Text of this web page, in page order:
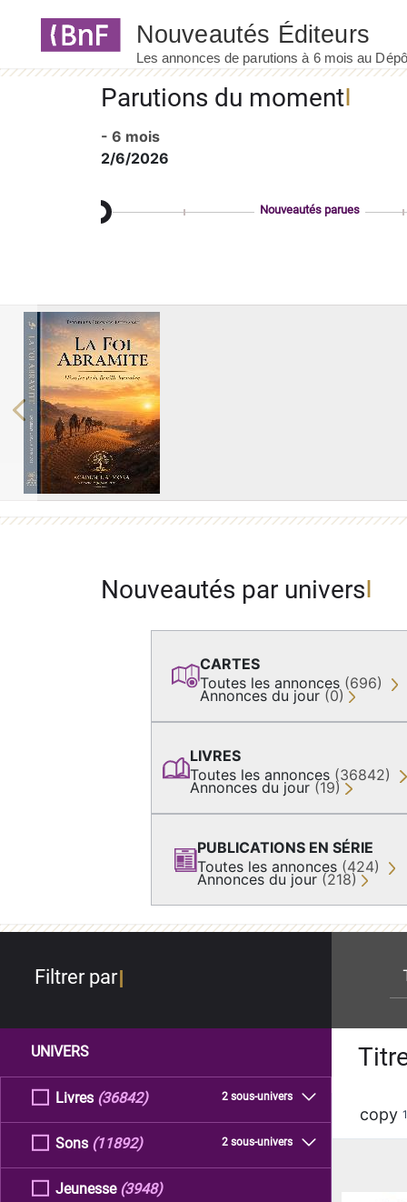
Parutions du moment
- 6 mois
2/6/2026
Nouveautés parues
Previous
Nouveautés par univers
CARTES
Toutes les annonces (696)
Annonces du jour (0)
LIVRES
Toutes les annonces (36842)
Annonces du jour (19)
PUBLICATIONS EN SÉRIE
Toutes les annonces (424)
Annonces du jour (218)
Filtrer par
UNIVERS
Livres 2 sous-univers
(36842)
Sons 2 sous-univers
(11892)
Jeunesse (3948)
copy